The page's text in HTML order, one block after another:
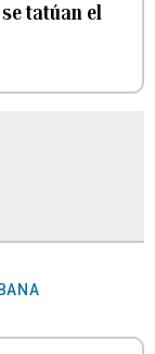
tatúan el